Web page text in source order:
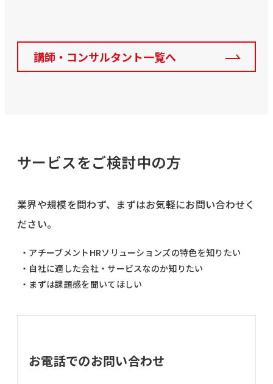
講師・コンサルタント一覧へ
サービスをご検討中の方
業界や規模を問わず、まずはお気軽にお問い合わせく
ださい。
・アチーブメントHRソリューションズの特色を知りたい
・自社に適した会社・サービスなのか知りたい
・まずは課題感を聞いてほしい
お電話でのお問い合わせ